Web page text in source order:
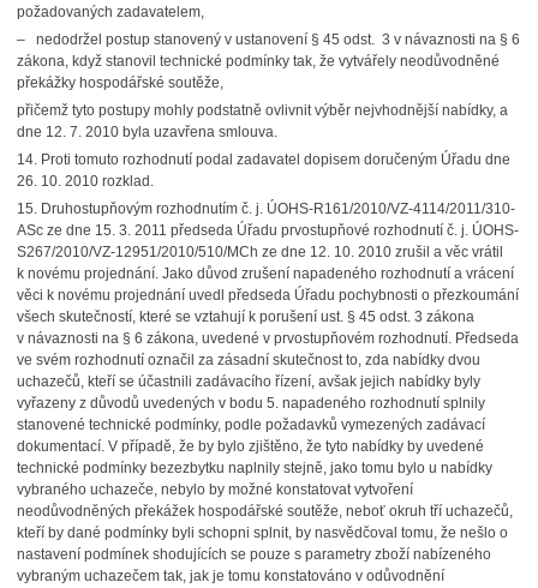
požadovaných zadavatelem,
– nedodržel postup stanovený v ustanovení § 45 odst. 3 v návaznosti na § 6
zákona, když stanovil technické podmínky tak, že vytvářely neodůvodněné
překážky hospodářské soutěže,
přičemž tyto postupy mohly podstatně ovlivnit výběr nejvhodnější nabídky, a
dne 12. 7. 2010 byla uzavřena smlouva.
14. Proti tomuto rozhodnutí podal zadavatel dopisem doručeným Úřadu dne
26. 10. 2010 rozklad.
15. Druhostupňovým rozhodnutím č. j. ÚOHS-R161/2010/VZ-4114/2011/310-
ASc ze dne 15. 3. 2011 předseda Úřadu prvostupňové rozhodnutí č. j. ÚOHS-
S267/2010/VZ-12951/2010/510/MCh ze dne 12. 10. 2010 zrušil a věc vrátil
k novému projednání. Jako důvod zrušení napadeného rozhodnutí a vrácení
věci k novému projednání uvedl předseda Úřadu pochybnosti o přezkoumání
všech skutečností, které se vztahují k porušení ust. § 45 odst. 3 zákona
v návaznosti na § 6 zákona, uvedené v prvostupňovém rozhodnutí. Předseda
ve svém rozhodnutí označil za zásadní skutečnost to, zda nabídky dvou
uchazečů, kteří se účastnili zadávacího řízení, avšak jejich nabídky byly
vyřazeny z důvodů uvedených v bodu 5. napadeného rozhodnutí splnily
stanovené technické podmínky, podle požadavků vymezených zadávací
dokumentací. V případě, že by bylo zjištěno, že tyto nabídky by uvedené
technické podmínky bezezbytku naplnily stejně, jako tomu bylo u nabídky
vybraného uchazeče, nebylo by možné konstatovat vytvoření
neodůvodněných překážek hospodářské soutěže, neboť okruh tří uchazečů,
kteří by dané podmínky byli schopni splnit, by nasvědčoval tomu, že nešlo o
nastavení podmínek shodujících se pouze s parametry zboží nabízeného
vybraným uchazečem tak, jak je tomu konstatováno v odůvodnění